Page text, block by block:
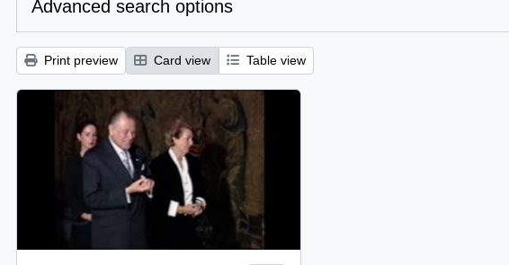
Advanced search options
Print preview Card view Table view